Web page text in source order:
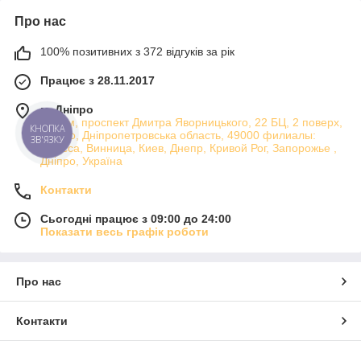
Про нас
100% позитивних з 372 відгуків за рік
Працює з 28.11.2017
м. Дніпро
Атріум, проспект Дмитра Яворницького, 22 БЦ, 2 поверх,
Дніпро, Дніпропетровська область, 49000 филиалы:
Одесса, Винница, Киев, Днепр, Кривой Рог, Запорожье ,
Дніпро, Україна
Контакти
Сьогодні працює з 09:00 до 24:00
Показати весь графік роботи
Про нас
Контакти
КНОПКА
ЗВ'ЯЗКУ